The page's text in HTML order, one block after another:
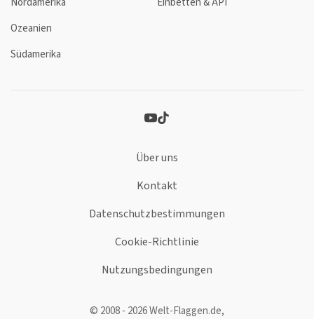
Ozeanien
Südamerika
Über uns
Kontakt
Datenschutzbestimmungen
Cookie-Richtlinie
Nutzungsbedingungen
© 2008 - 2026 Welt-Flaggen.de,